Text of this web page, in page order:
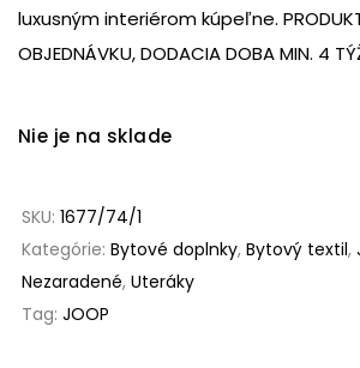
luxusným interiérom kúpeľne.
OBJEDNÁVKU, DODACIA DOBA MIN. 4
Nie je na sklade
SKU: 1677/74/1
Kategórie: Bytové doplnky, Bytový textil,
Nezaradené, Uteráky
Tag: JOOP